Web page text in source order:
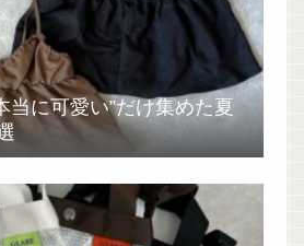
当に可愛い”だけ集めた夏